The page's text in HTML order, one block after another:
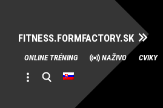
FITNESS.FORMFACTORY.SK
Skip
to
content
ONLINE TRÉNING NAŽIVO CVIKY